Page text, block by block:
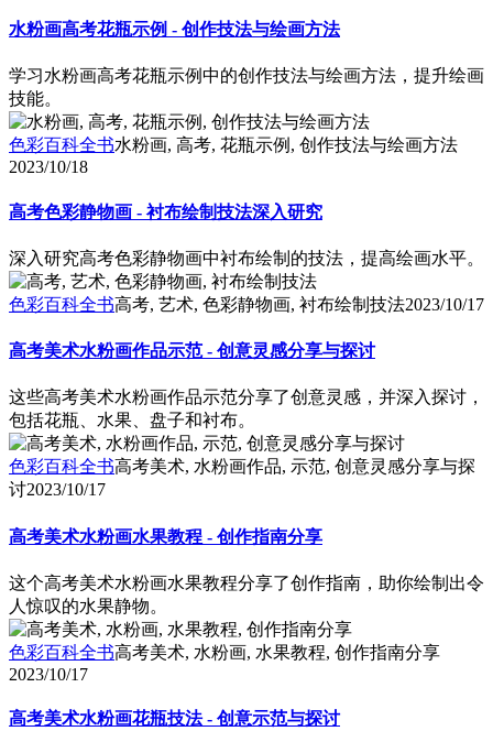
水粉画高考花瓶示例 - 创作技法与绘画方法
学习水粉画高考花瓶示例中的创作技法与绘画方法，提升绘画
技能。
色彩百科全书水粉画, 高考, 花瓶示例, 创作技法与绘画方法
2023/10/18
高考色彩静物画 - 衬布绘制技法深入研究
深入研究高考色彩静物画中衬布绘制的技法，提高绘画水平。
色彩百科全书高考, 艺术, 色彩静物画, 衬布绘制技法2023/10/17
高考美术水粉画作品示范 - 创意灵感分享与探讨
这些高考美术水粉画作品示范分享了创意灵感，并深入探讨，
包括花瓶、水果、盘子和衬布。
色彩百科全书高考美术, 水粉画作品, 示范, 创意灵感分享与探
讨2023/10/17
高考美术水粉画水果教程 - 创作指南分享
这个高考美术水粉画水果教程分享了创作指南，助你绘制出令
人惊叹的水果静物。
色彩百科全书高考美术, 水粉画, 水果教程, 创作指南分享
2023/10/17
高考美术水粉画花瓶技法 - 创意示范与探讨